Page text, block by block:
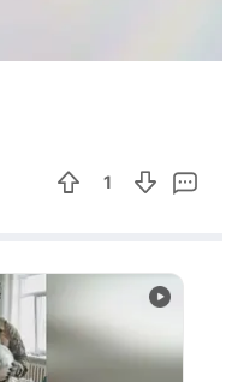
1